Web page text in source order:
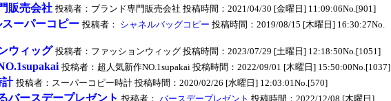
販売会社 投稿者：ブランド専門販売会社 投稿時間：2021/04/30 [金曜日] 11:09:06No.[901]
ーパーコピー 投稿者： シャネルバッグコピー 投稿時間：2019/08/15 [木曜日] 16:30:27No.
ウィッグ 投稿者：ファッションウィッグ 投稿時間：2023/07/29 [土曜日] 12:18:50No.[1051]
投稿者：超人気新作NO.1supakai 投稿時間：2022/09/01 [木曜日] 15:50:00No.[1037]
計 投稿者：スーパーコピー時計 投稿時間：2020/02/26 [水曜日] 12:03:01No.[570]
バースデープレゼント 投稿者： バースデープレゼント 投稿時間：2022/12/08 [木曜日]